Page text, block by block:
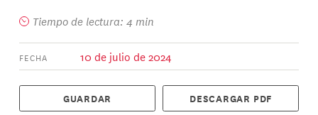
Tiempo de lectura: 4 min
FECHA 10 de julio de 2024
GUARDAR DESCARGAR PDF